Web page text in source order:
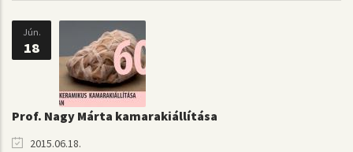
Jún.
18
Prof. Nagy Márta kamarakiállítása
2015.06.18.